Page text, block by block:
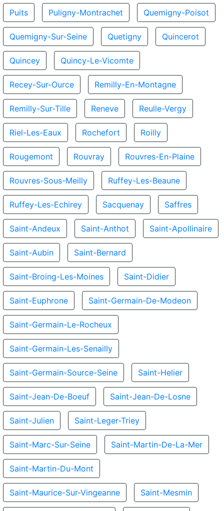
Puits Puligny-Montrachet Quemigny-Poisot
Quemigny-Sur-Seine Quetigny Quincerot
Quincey Quincy-Le-Vicomte
Recey-Sur-Ource Remilly-En-Montagne
Remilly-Sur-Tille Reneve Reulle-Vergy
Riel-Les-Eaux Rochefort Roilly
Rougemont Rouvray Rouvres-En-Plaine
Rouvres-Sous-Meilly Ruffey-Les-Beaune
Ruffey-Les-Echirey Sacquenay Saffres
Saint-Andeux Saint-Anthot Saint-Apollinaire
Saint-Aubin Saint-Bernard
Saint-Broing-Les-Moines Saint-Didier
Saint-Euphrone Saint-Germain-De-Modeon
Saint-Germain-Le-Rocheux
Saint-Germain-Les-Senailly
Saint-Germain-Source-Seine Saint-Helier
Saint-Jean-De-Boeuf Saint-Jean-De-Losne
Saint-Julien Saint-Leger-Triey
Saint-Marc-Sur-Seine Saint-Martin-De-La-Mer
Saint-Martin-Du-Mont
Saint-Maurice-Sur-Vingeanne Saint-Mesmin